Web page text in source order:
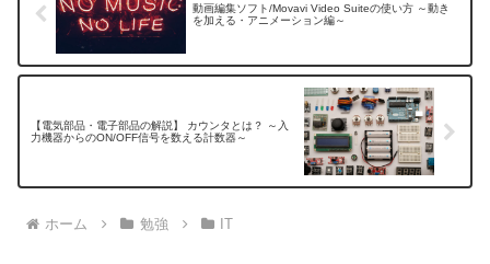
動画編集ソフト/Movavi Video Suiteの使い方 ～動き
を加える・アニメーション編～
【電気部品・電子部品の解説】 カウンタとは？ ～入
力機器からのON/OFF信号を数える計数器～
ホーム 勉強 IT